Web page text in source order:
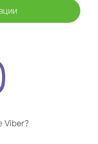
Viber?